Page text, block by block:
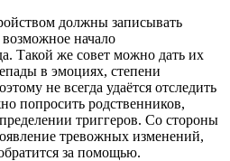
должны записывать
начало
Такой же совет можно дать их
в эмоциях, степени
не всегда удаётся отследить
попросить родственников,
триггеров. Со стороны
тревожных изменений,
за помощью.